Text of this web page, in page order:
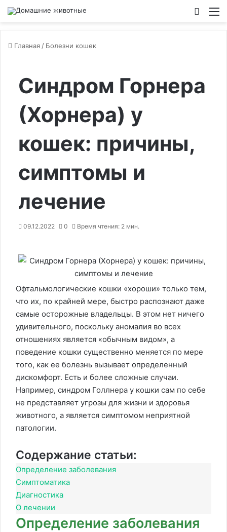
Главная / Болезни кошек
Синдром Горнера
(Хорнера) у
кошек: причины,
симптомы и
лечение
09.12.2022 0 Время чтения: 2 мин.
Офтальмологические кошки «хороши» только тем,
что их, по крайней мере, быстро распознают даже
самые осторожные владельцы. В этом нет ничего
удивительного, поскольку аномалия во всех
отношениях является «обычным видом», а
поведение кошки существенно меняется по мере
того, как ее болезнь вызывает определенный
дискомфорт. Есть и более сложные случаи.
Например, синдром Голлнера у кошки сам по себе
не представляет угрозы для жизни и здоровья
животного, а является симптомом неприятной
патологии.
Содержание статьи:
Определение заболевания
Симптоматика
Диагностика
О лечении
Определение заболевания